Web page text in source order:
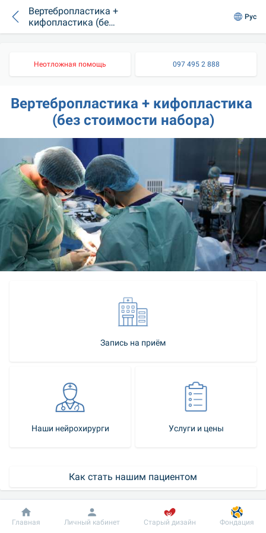
Вертебропластика +
кифопластика (без
стоимости набора)
Рус
Неотложная помощь 097 495 2 888
Вертебропластика + кифопластика
(без стоимости набора)
Запись на приём
Наши нейрохирурги Услуги и цены
Как стать нашим пациентом
Контакт-центр
Добробут Информация Пациенту
Главная Личный кабинет Старый дизайн Фондация